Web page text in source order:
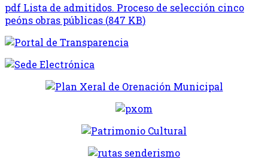
pdf Lista de admitidos. Proceso de selección cinco
peóns obras públicas (847 KB)